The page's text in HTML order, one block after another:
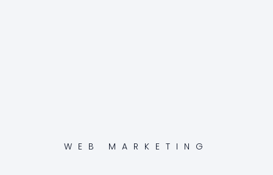
WEB MARKETING